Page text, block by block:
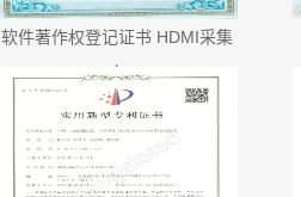
软件著作权登记证书 HDMI采集
卡